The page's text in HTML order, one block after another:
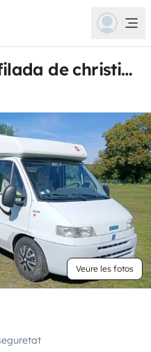
Autocaravana perfilada de christian
Veure les fotos